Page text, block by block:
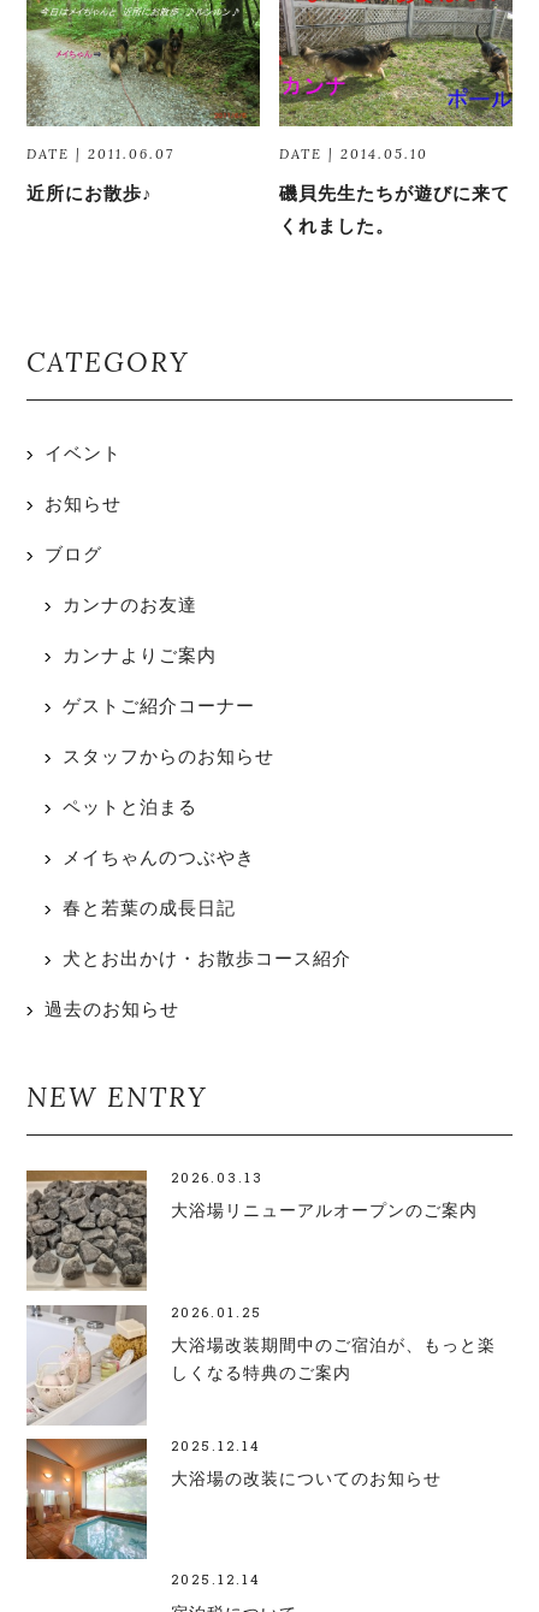
DATE | 2011.06.07
近所にお散歩♪
DATE | 2014.05.10
磯貝先生たちが遊びに来て
くれました。
CATEGORY
イベント
お知らせ
ブログ
カンナのお友達
カンナよりご案内
ゲストご紹介コーナー
スタッフからのお知らせ
ペットと泊まる
メイちゃんのつぶやき
春と若葉の成長日記
犬とお出かけ・お散歩コース紹介
過去のお知らせ
NEW ENTRY
2026.03.13
大浴場リニューアルオープンのご案内
2026.01.25
大浴場改装期間中のご宿泊が、もっと楽
しくなる特典のご案内
2025.12.14
大浴場の改装についてのお知らせ
2025.12.14